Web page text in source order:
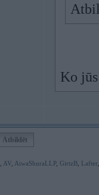
Ko
Atbildēt
AV AiwaShuraLLP, GirtzB Lafter